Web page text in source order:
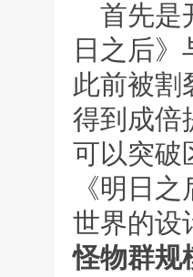
首先是
日之后
此前被割
得到成倍
可以突破
《明日
世界的设
怪物群规